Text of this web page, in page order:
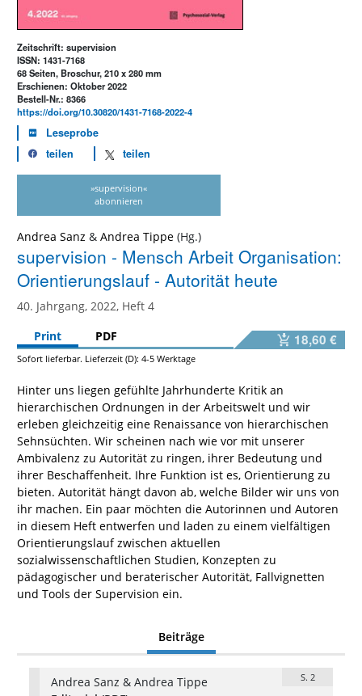
Zeitschrift: supervision
ISSN: 1431-7168
68 Seiten, Broschur, 210 x 280 mm
Erschienen: Oktober 2022
Bestell-Nr.: 8366
https://doi.org/10.30820/1431-7168-2022-4
Leseprobe
teilen
teilen
»supervision«
abonnieren
Andrea Sanz & Andrea Tippe
supervision - Mensch Arbeit Organisation:
Orientierungslauf - Autorität heute
40. Jahrgang, 2022, Heft 4
Print
PDF 18,60 €
Sofort lieferbar. Lieferzeit (D): 4-5 Werktage
Hinter uns liegen gefühlte Jahrhunderte Kritik an
hierarchischen Ordnungen in der Arbeitswelt und wir
erleben gleichzeitig eine Renaissance von hierarchischen
Sehnsüchten. Wir scheinen nach wie vor mit unserer
Ambivalenz zu Autorität zu ringen, ihrer Bedeutung und
ihrer Beschaffenheit. Ihre Funktion ist es, Orientierung zu
bieten. Autorität hängt davon ab, welche Bilder wir uns von
ihr machen. Ein paar möchten die Autorinnen und Autoren
in diesem Heft entwerfen und laden zu einem vielfältigen
Orientierungslauf zwischen aktuellen
sozialwissenschaftlichen Studien, Konzepten zu
pädagogischer und beraterischer Autorität, Fallvignetten
und Tools der Supervision ein.
Beiträge
Andrea Sanz & Andrea Tippe S. 2